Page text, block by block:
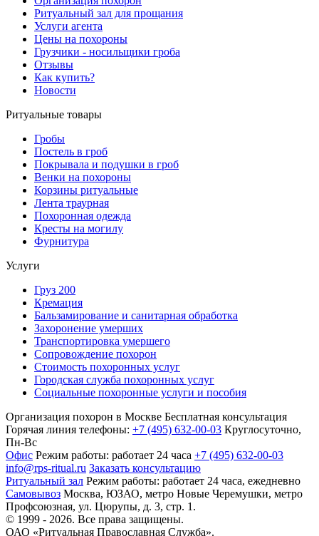
Ритуальный зал для прощания
Услуги агента
Цены на похороны
Грузчики - носильщики гроба
Отзывы
Как купить?
Новости
Ритуальные товары
Гробы
Постель в гроб
Покрывала и подушки в гроб
Венки на похороны
Корзины ритуальные
Лента траурная
Похоронная одежда
Кресты на могилу
Фурнитура
Услуги
Груз 200
Кремация
Бальзамирование и санитарная обработка
Захоронение умерших
Транспортировка умершего
Сопровождение похорон
Стоимость похоронных услуг
Городская служба похоронных услуг
Социальные похоронные услуги и пособия
Организация похорон в Москве Бесплатная консультация
Горячая линия телефоны: +7 (495) 632-00-03 Круглосуточно,
Пн-Вс
Офис Режим работы: работает 24 часа +7 (495) 632-00-03
info@rps-ritual.ru Заказать консультацию
Ритуальный зал Режим работы: работает 24 часа, ежедневно
Самовывоз Москва, ЮЗАО, метро Новые Черемушки, метро
Профсоюзная, ул. Цюрупы, д. 3, стр. 1.
© 1999 - 2026. Все права защищены.
ОАО «Ритуальная Православная Служба».